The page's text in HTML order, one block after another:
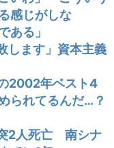
感じがしな
ある」
します」資本主義
2002年ベスト4
られてるんだ…？
2人死亡 南シナ